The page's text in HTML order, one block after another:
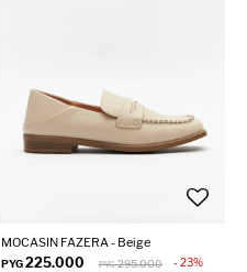
MOCASIN FAZERA - Beige
PYG225.000 PYG 295.000 23